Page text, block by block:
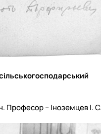
Професор – Іноземцев І.